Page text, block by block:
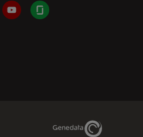
YouTubeGlassdoor
Genedata Link